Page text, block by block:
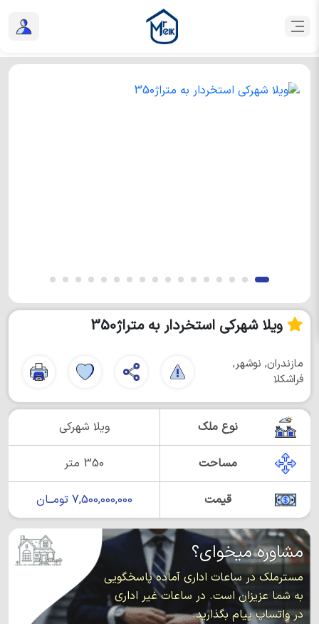
ویلا شهرکی استخردار به متراژ350
مازندران, نوشهر,
فراشکلا
نوع ملک ویلا شهرکی
مساحت 350 متر
قیمت 7,500,000,000 تومــان
مشاوره میخوای؟
مسترملک در ساعات اداری آماده پاسخگویی
به شما عزیزان است. در ساعات غیر اداری
در واتساپ پیام بگذارید.